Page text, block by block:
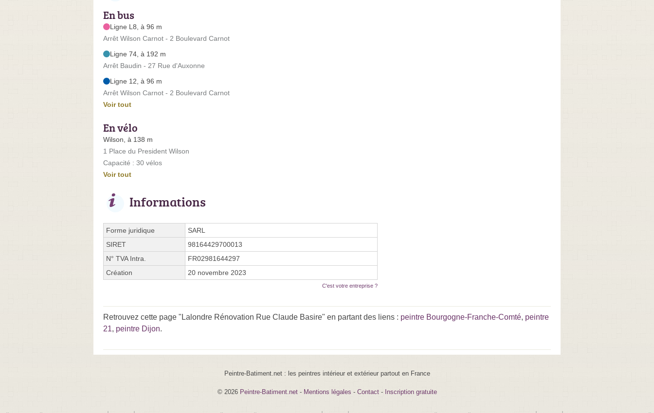
En bus
Ligne L8, à 96 m
Arrêt Wilson Carnot - 2 Boulevard Carnot
Ligne 74, à 192 m
Arrêt Baudin - 27 Rue d'Auxonne
Ligne 12, à 96 m
Arrêt Wilson Carnot - 2 Boulevard Carnot
Voir tout
En vélo
Wilson, à 138 m
1 Place du President Wilson
Capacité : 30 vélos
Voir tout
Informations
Forme juridique
SARL
SIRET
98164429700013
N° TVA Intra.
FR02981644297
Création
20 novembre 2023
C'est votre entreprise ?
Retrouvez cette page "Lalondre Rénovation Rue Claude Basire" en partant des liens : peintre Bourgogne-Franche-Comté, peintre
21, peintre Dijon.
Peintre-Batiment.net : les peintres intérieur et extérieur partout en France
© 2026 Peintre-Batiment.net - Mentions légales - Contact- Inscription gratuite